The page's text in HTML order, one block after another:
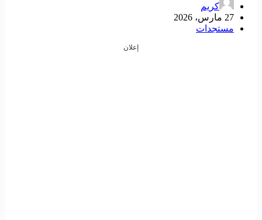
كريم
27 مارس، 2026
مستجدات
إعلان